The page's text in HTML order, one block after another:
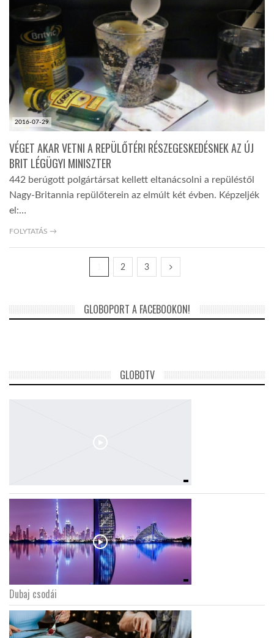
2016-07-29
VÉGET AKAR VETNI A REPÜLŐTÉRI RÉSZEGESKEDÉSNEK AZ ÚJ
BRIT LÉGÜGYI MINISZTER
442 berúgott polgártársat kellett eltanácsolni a repüléstől
Nagy-Britannia repülőterein az elmúlt két évben. Képzeljék
el:…
FOLYTATÁS →
2 3
GLOBOPORT A FACEBOOKON!
GLOBOTV
Dubaj csodái